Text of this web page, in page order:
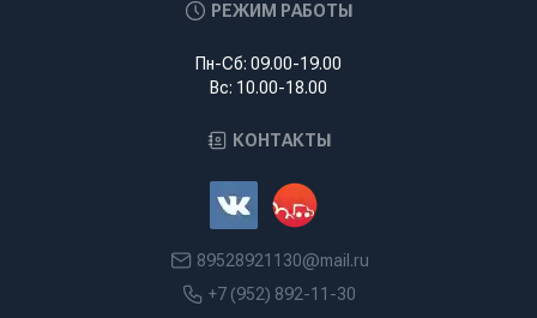
РЕЖИМ РАБОТЫ
Пн-Сб: 09.00-19.00
Вс: 10.00-18.00
КОНТАКТЫ
89528921130@mail.ru
+7 (952) 892-11-30